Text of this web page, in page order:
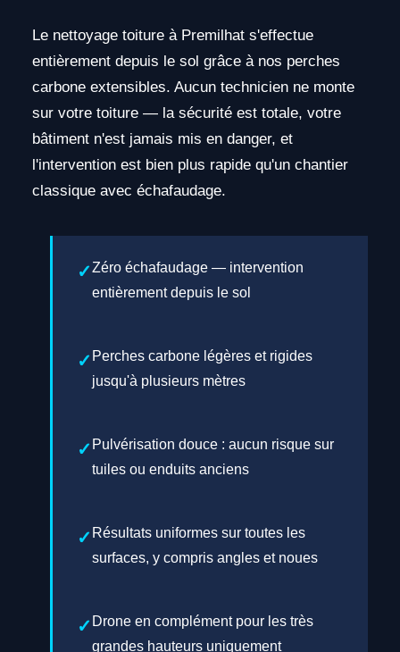
Le nettoyage toiture à Premilhat s'effectue
entièrement depuis le sol grâce à nos perches
carbone extensibles. Aucun technicien ne monte
sur votre toiture — la sécurité est totale, votre
bâtiment n'est jamais mis en danger, et
l'intervention est bien plus rapide qu'un chantier
classique avec échafaudage.
Zéro échafaudage — intervention
entièrement depuis le sol
Perches carbone légères et rigides
jusqu'à plusieurs mètres
Pulvérisation douce : aucun risque sur
tuiles ou enduits anciens
Résultats uniformes sur toutes les
surfaces, y compris angles et noues
Drone en complément pour les très
grandes hauteurs uniquement